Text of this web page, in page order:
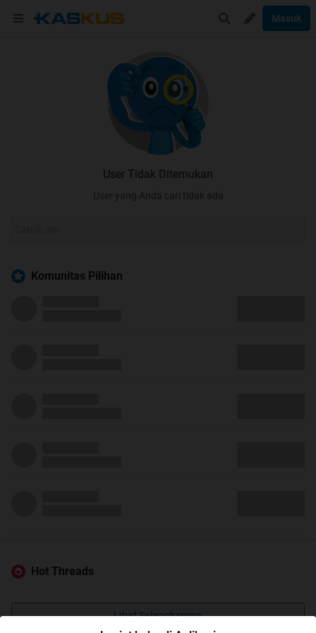
Masuk
User Tidak Ditemukan
User yang Anda cari tidak ada
Komunitas Pilihan
Hot Threads
Lihat Selengkapnya